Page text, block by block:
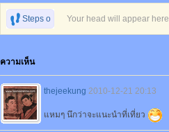
Steps o
Your head will appear here
ความเห็น
thejeekung 2010-12-21 20:13
แหมๆ นึกว่าจะแนะนำที่เที่ยว